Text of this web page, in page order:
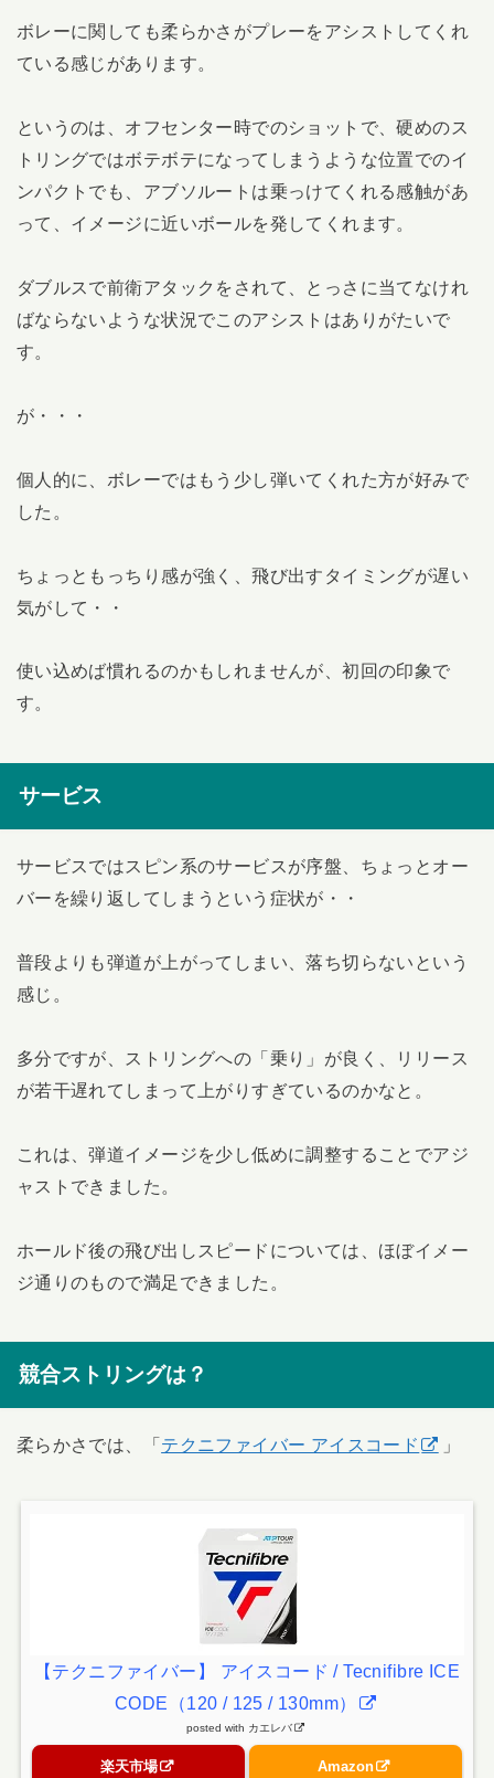
ボレーに関しても柔らかさがプレーをアシストしてくれ
ている感じがあります。
というのは、オフセンター時でのショットで、硬めのス
トリングではボテボテになってしまうような位置でのイ
ンパクトでも、アブソルートは乗っけてくれる感触があ
って、イメージに近いボールを発してくれます。
ダブルスで前衛アタックをされて、とっさに当てなけれ
ばならないような状況でこのアシストはありがたいで
す。
が・・・
個人的に、ボレーではもう少し弾いてくれた方が好みで
した。
ちょっともっちり感が強く、飛び出すタイミングが遅い
気がして・・
使い込めば慣れるのかもしれませんが、初回の印象で
す。
サービス
サービスではスピン系のサービスが序盤、ちょっとオー
バーを繰り返してしまうという症状が・・
普段よりも弾道が上がってしまい、落ち切らないという
感じ。
多分ですが、ストリングへの「乗り」が良く、リリース
が若干遅れてしまって上がりすぎているのかなと。
これは、弾道イメージを少し低めに調整することでアジ
ャストできました。
ホールド後の飛び出しスピードについては、ほぼイメー
ジ通りのもので満足できました。
競合ストリングは？
柔らかさでは、「 テクニファイバー アイスコード 」
【テクニファイバー】 アイスコード / Tecnifibre ICE
CODE（120 / 125 / 130mm）
posted with カエレバ
楽天市場 Amazon